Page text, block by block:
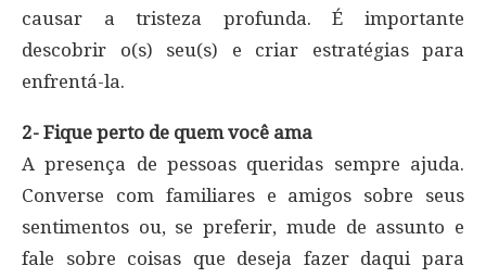
causar a tristeza profunda. É importante
descobrir o(s) seu(s) e criar estratégias para
enfrentá-la.
2- Fique perto de quem você ama
A presença de pessoas queridas sempre ajuda.
Converse com familiares e amigos sobre seus
sentimentos ou, se preferir, mude de assunto e
fale sobre coisas que deseja fazer daqui para